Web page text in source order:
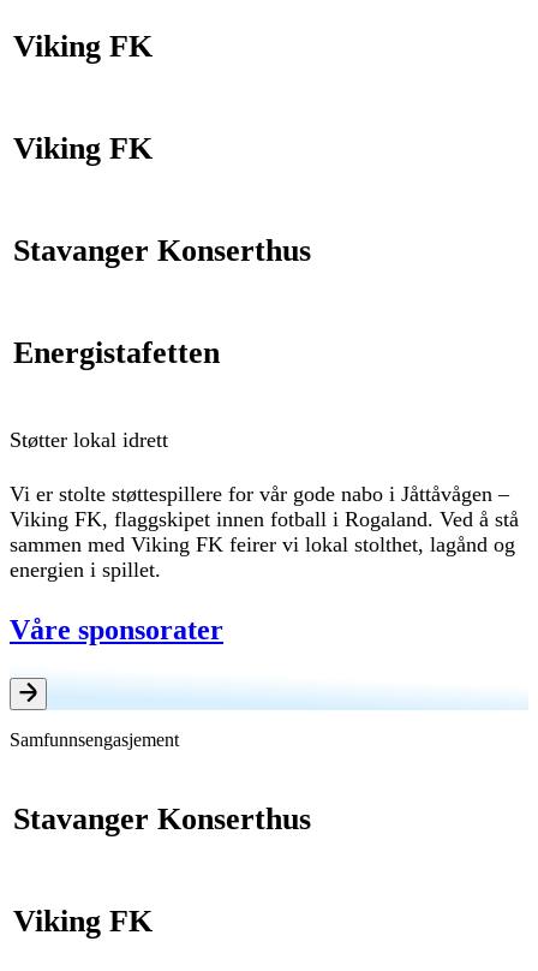
Viking FK
Viking FK
Stavanger Konserthus
Energistafetten
Støtter lokal idrett
Vi er stolte støttespillere for vår gode nabo i Jåttåvågen –
Viking FK, flaggskipet innen fotball i Rogaland. Ved å stå
sammen med Viking FK feirer vi lokal stolthet, lagånd og
energien i spillet.
Våre sponsorater
Samfunnsengasjement
Stavanger Konserthus
Viking FK